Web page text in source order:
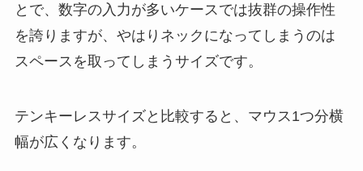
とで、数字の入力が多いケースでは抜群の操作性
を誇りますが、やはりネックになってしまうのは
スペースを取ってしまうサイズです。
テンキーレスサイズと比較すると、マウス1つ分横
幅が広くなります。